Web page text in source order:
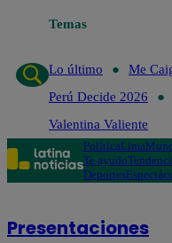
Temas
Me Caigo de Risa
Lo último
Me
Perú Decide 2026
Valentina Valiente
PolíticaLima
Te ayudo
Deportes
Presentaciones